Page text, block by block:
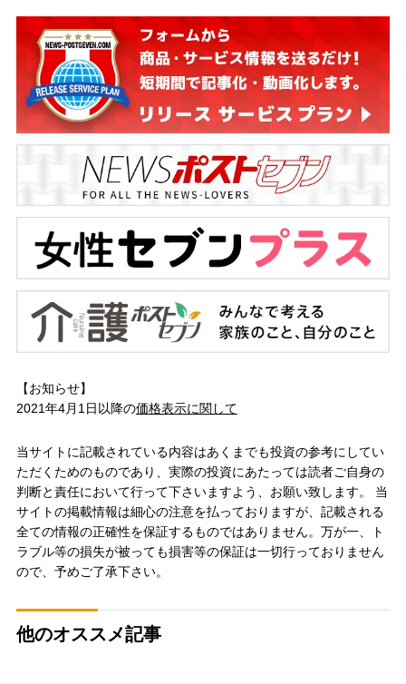
【お知らせ】
2021年4月1日以降の価格表示に関して
当サイトに記載されている内容はあくまでも投資の参考にしてい
ただくためのものであり、実際の投資にあたっては読者ご自身の
判断と責任において行って下さいますよう、お願い致します。 当
サイトの掲載情報は細心の注意を払っておりますが、記載される
全ての情報の正確性を保証するものではありません。万が一、ト
ラブル等の損失が被っても損害等の保証は一切行っておりません
ので、予めご了承下さい。
他のオススメ記事